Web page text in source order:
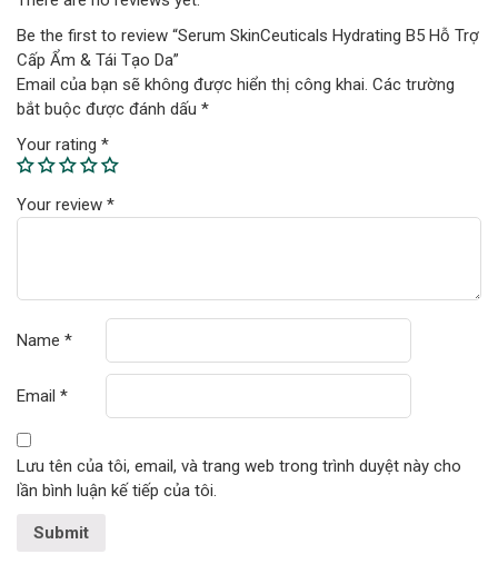
Be the first to review “Serum SkinCeuticals Hydrating B5 Hỗ Trợ
Cấp Ẩm & Tái Tạo Da”
Email của bạn sẽ không được hiển thị công khai. Các trường
bắt buộc được đánh dấu *
Your rating *
Your review *
Name *
Email *
Lưu tên của tôi, email, và trang web trong trình duyệt này cho
lần bình luận kế tiếp của tôi.